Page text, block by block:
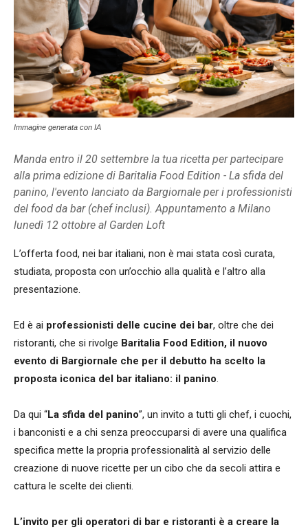
Immagine generata con IA
Manda entro il 20 settembre la tua ricetta per partecipare
alla prima edizione di Baritalia Food Edition - La sfida del
panino, l'evento lanciato da Bargiornale per i professionisti
del food da bar (chef inclusi). Appuntamento a Milano
lunedì 12 ottobre al Garden Loft
L’offerta food, nei bar italiani, non è mai stata così curata,
studiata, proposta con un’occhio alla qualità e l’altro alla
presentazione.
Ed è ai professionisti delle cucine dei bar, oltre che dei
ristoranti, che si rivolge Baritalia Food Edition, il nuovo
evento di Bargiornale che per il debutto ha scelto la
proposta iconica del bar italiano: il panino.
Da qui “La sfida del panino”, un invito a tutti gli chef, i cuochi,
i banconisti e a chi senza preoccuparsi di avere una qualifica
specifica mette la propria professionalità al servizio delle
creazione di nuove ricette per un cibo che da secoli attira e
cattura le scelte dei clienti.
L’invito per gli operatori di bar e ristoranti è a creare la